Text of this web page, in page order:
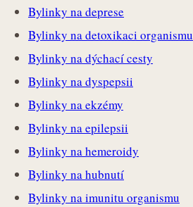
Bylinky na deprese
Bylinky na detoxikaci organismu
Bylinky na dýchací cesty
Bylinky na dyspepsii
Bylinky na ekzémy
Bylinky na epilepsii
Bylinky na hemeroidy
Bylinky na hubnutí
Bylinky na imunitu organismu